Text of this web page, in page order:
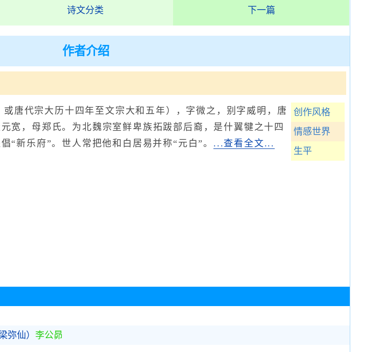
诗文分类 下一篇
作者介绍
创作风格
情感世界
生平
代宗大历十四年至文宗大和五年），字微之，别字威明，唐
宽，母郑氏。为北魏宗室鲜卑族拓跋部后裔，是什翼犍之十四
“新乐府”。世人常把他和白居易并称“元白”。 ...查看全文...
弥仙） 李公昴